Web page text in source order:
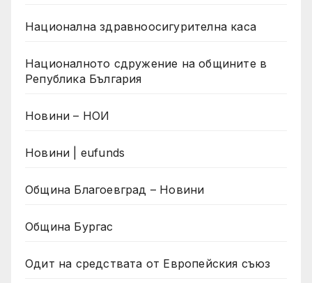
Национална здравноосигурителна каса
Националното сдружение на общините в
Република България
Новини – НОИ
Новини | eufunds
Община Благоевград – Новини
Община Бургас
Одит на средствата от Европейския съюз